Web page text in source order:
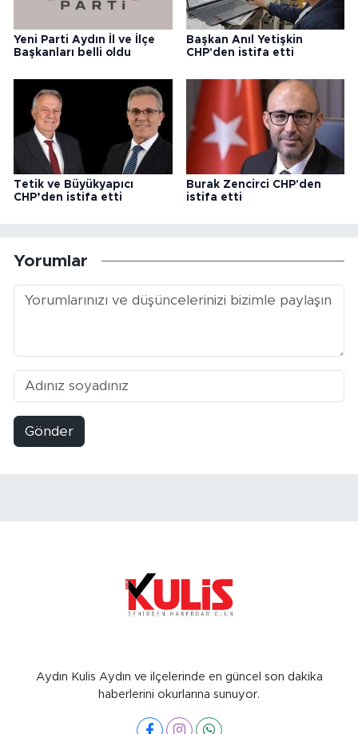
Yeni Parti Aydın İl ve İlçe
Başkanları belli oldu
Başkan Anıl Yetişkin
CHP'den istifa etti
Tetik ve Büyükyapıcı
CHP’den istifa etti
Burak Zencirci CHP'den
istifa etti
Yorumlar
Gönder
Aydın Kulis Aydın ve ilçelerinde en güncel son dakika
haberlerini okurlarına sunuyor.